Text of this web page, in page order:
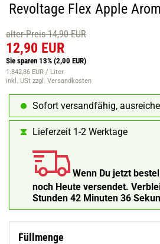
Revoltage Flex Apple
alter Preis 14,90 EUR
12,90 EUR
Sie sparen 13% (2,00 EUR)
1.842,86 EUR / Liter
inkl. USt zzgl. Versandkosten
Sofort versandfähig,
Lieferzeit 1-2 Werktage
Wenn Du jetzt
noch Heute versendet.
Stunden 42 Minuten 35
Füllmenge